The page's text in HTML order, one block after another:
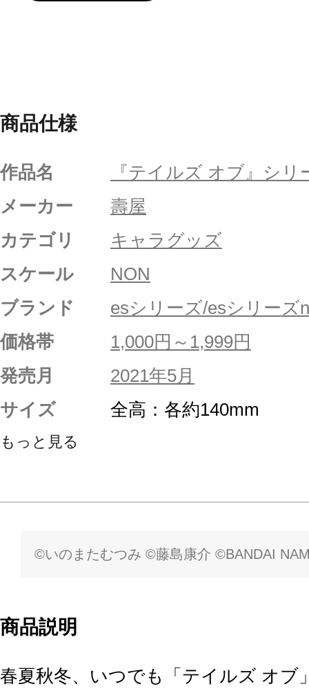
商品仕様
作品名
『テイルズ オブ』シリ
メーカー
壽屋
カテゴリ
キャラグッズ
スケール
NON
ブランド
esシリーズ/esシリーズ
価格帯
1,000円～1,999円
発売月
2021年5月
サイズ
全高：各約140mm
もっと見る
©いのまたむつみ ©藤島康介 ©BANDAI
商品説明
春夏秋冬、いつでも「テイルズ オブ